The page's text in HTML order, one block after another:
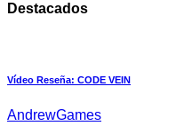
Destacados
Vídeo Reseña: CODE VEIN
AndrewGames